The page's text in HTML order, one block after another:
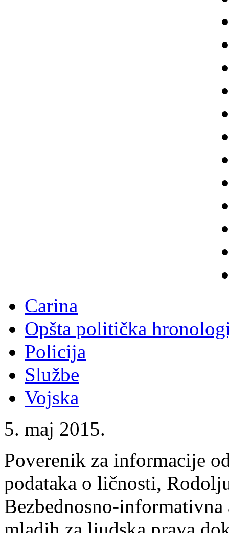
Carina
Opšta politička
Policija
Službe
Vojska
5. maj 2015.
Poverenik za informacije
podataka o ličnosti,
Bezbednosno-